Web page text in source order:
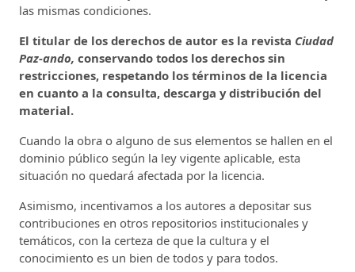
las mismas condiciones.
El titular de los derechos de autor es la revista Ciudad
Paz-ando, conservando todos los derechos sin
restricciones, respetando los términos de la licencia
en cuanto a la consulta, descarga y distribución del
material.
Cuando la obra o alguno de sus elementos se hallen en el
dominio público según la ley vigente aplicable, esta
situación no quedará afectada por la licencia.
Asimismo, incentivamos a los autores a depositar sus
contribuciones en otros repositorios institucionales y
temáticos, con la certeza de que la cultura y el
conocimiento es un bien de todos y para todos.